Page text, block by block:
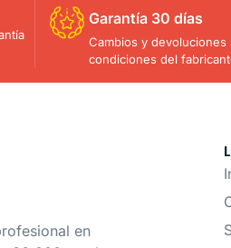
Garantía 30 días
Cambios y devoluciones
condiciones del
en